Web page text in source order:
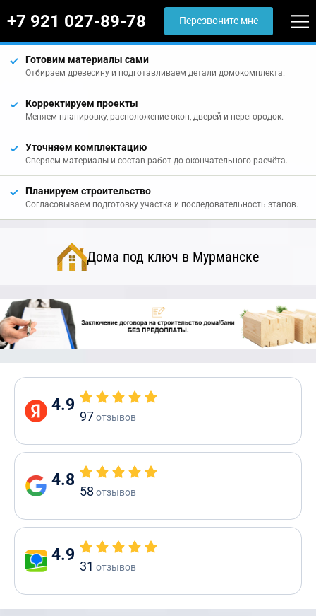
+7 921 027-89-78 Перезвоните мне
Готовим материалы сами
Отбираем древесину и подготавливаем детали домокомплекта.
Корректируем проекты
Меняем планировку, расположение окон, дверей и перегородок.
Уточняем комплектацию
Сверяем материалы и состав работ до окончательного расчёта.
Планируем строительство
Согласовываем подготовку участка и последовательность этапов.
Дома под ключ в Мурманске
4.9
97отзывов
4.8
58 отзывов
4.9
31 отзывов